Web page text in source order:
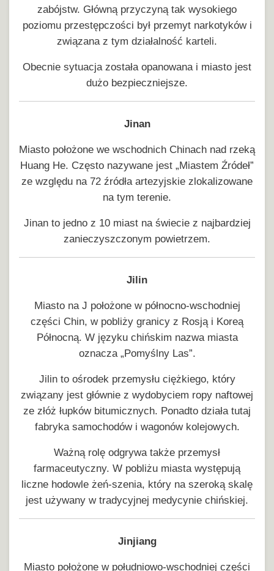
zabójstw. Główną przyczyną tak wysokiego
poziomu przestępczości był przemyt narkotyków i
związana z tym działalność karteli.
Obecnie sytuacja została opanowana i miasto jest
dużo bezpieczniejsze.
Jinan
Miasto położone we wschodnich Chinach nad rzeką
Huang He. Często nazywane jest „Miastem Źródeł”
ze względu na 72 źródła artezyjskie zlokalizowane
na tym terenie.
Jinan to jedno z 10 miast na świecie z najbardziej
zanieczyszczonym powietrzem.
Jilin
Miasto na J położone w północno-wschodniej
części Chin, w pobliży granicy z Rosją i Koreą
Północną. W języku chińskim nazwa miasta
oznacza „Pomyślny Las”.
Jilin to ośrodek przemysłu ciężkiego, który
związany jest głównie z wydobyciem ropy naftowej
ze złóż łupków bitumicznych. Ponadto działa tutaj
fabryka samochodów i wagonów kolejowych.
Ważną rolę odgrywa także przemysł
farmaceutyczny. W pobliżu miasta występują
liczne hodowle żeń-szenia, który na szeroką skalę
jest używany w tradycyjnej medycynie chińskiej.
Jinjiang
Miasto położone w południowo-wschodniej części